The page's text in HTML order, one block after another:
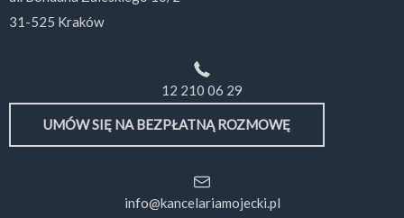
31-525 Kraków
12 210 06 29
UMÓW SIĘ NA BEZPŁATNĄ ROZMOWĘ
info@kancelariamojecki.pl